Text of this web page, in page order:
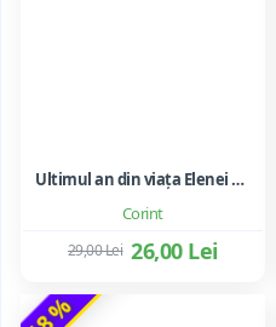
Corint
Ultimul an din viața Elenei Ceaușescu - LAVINIA BETEA
26,00 Lei
29,00 Lei